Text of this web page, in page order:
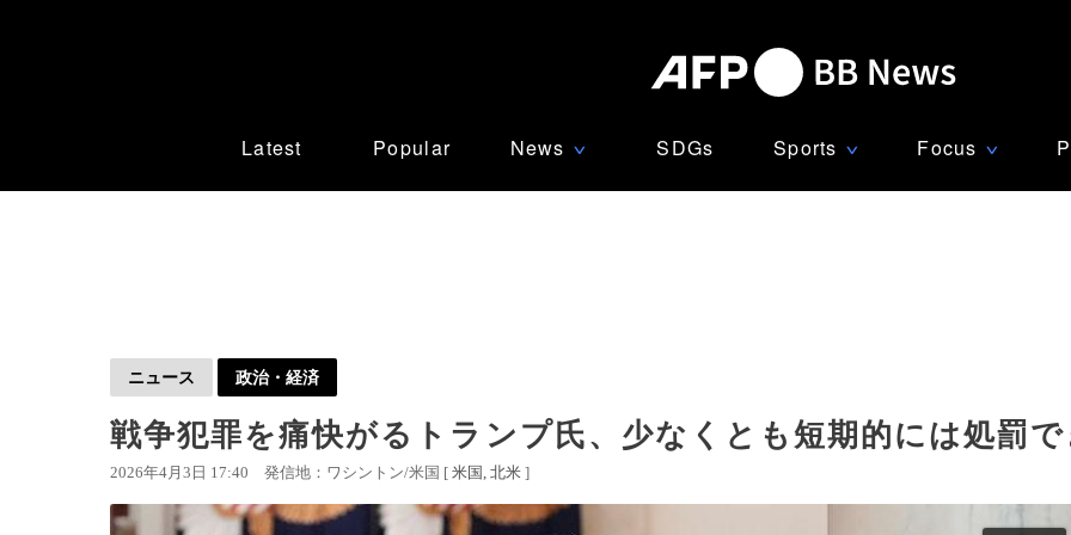
Latest Popular News ∨ SDGs Sports ∨ Focus ∨
ニュース 政治・経済
戦争犯罪を痛快がるトランプ氏、少なくとも短期的には処罰
2026年4月3日 17:40 発信地：ワシントン/米国 [ 米国 北米 ]